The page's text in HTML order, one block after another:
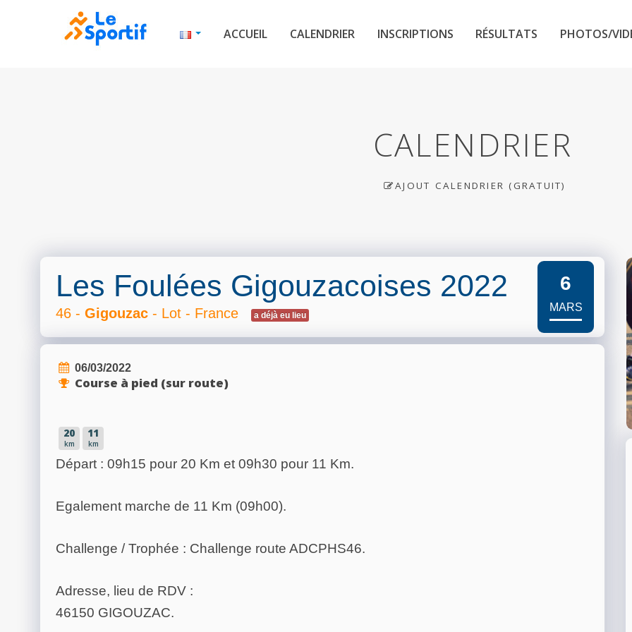
ACCUEIL CALENDRIER INSCRIPTIONS RÉSULTATS PHOTOS/
CALENDRIER
AJOUT CALENDRIER (GRATUIT)
Les Foulées Gigouzacoises 2022
46 - Gigouzac - Lot - France a déjà eu lieu
6
MARS
06/03/2022
Course à pied (sur route)
20
km
11
km
Départ : 09h15 pour 20 Km et 09h30 pour 11 Km.
Egalement marche de 11 Km (09h00).
Challenge / Trophée : Challenge route ADCPHS46.
Adresse, lieu de RDV :
46150 GIGOUZAC.